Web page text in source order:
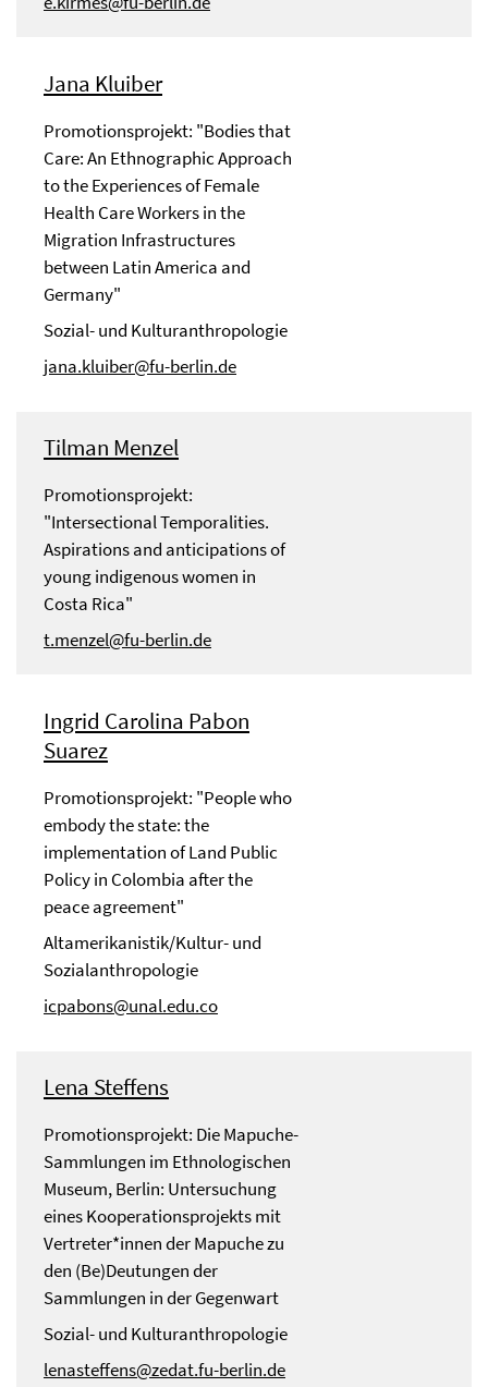
Jana Kluiber
Promotionsprojekt: "Bodies that
Care: An Ethnographic Approach
to the Experiences of Female
Health Care Workers in the
Migration Infrastructures
between Latin America and
Germany"
Sozial- und Kulturanthropologie
jana.kluiber@fu-berlin.de
Tilman Menzel
Promotionsprojekt:
"Intersectional Temporalities.
Aspirations and anticipations of
young indigenous women in
Costa Rica"
t.menzel@fu-berlin.de
Ingrid Carolina Pabon
Suarez
Promotionsprojekt: "People who
embody the state: the
implementation of Land Public
Policy in Colombia after the
peace agreement"
Altamerikanistik/Kultur- und
Sozialanthropologie
icpabons@unal.edu.co
Lena Steffens
Promotionsprojekt: Die Mapuche-
Sammlungen im Ethnologischen
Museum, Berlin: Untersuchung
eines Kooperationsprojekts mit
Vertreter*innen der Mapuche zu
den (Be)Deutungen der
Sammlungen in der Gegenwart
Sozial- und Kulturanthropologie
lenasteffens@zedat.fu-berlin.de